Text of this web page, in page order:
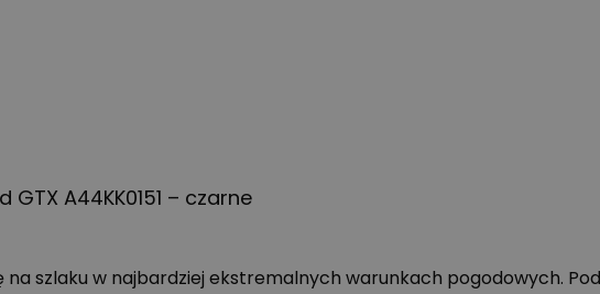
GTX A44KK0151 – czarne
szlaku w najbardziej ekstremalnych warunkach pogodowych.